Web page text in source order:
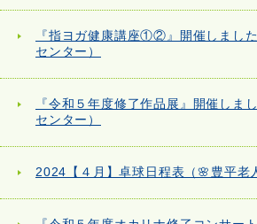
『指ヨガ健康講座①②』開催しまし
センター）
『令和５年度修了作品展』開催しま
センター）
2024【４月】卓球日程表（🌸豊平老